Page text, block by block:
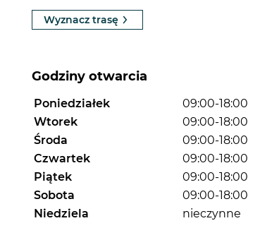
Wyznacz trasę
Godziny otwarcia
Poniedziałek
09:00-18:00
Wtorek
09:00-18:00
Środa
09:00-18:00
Czwartek
09:00-18:00
Piątek
09:00-18:00
Sobota
09:00-18:00
Niedziela
nieczynne